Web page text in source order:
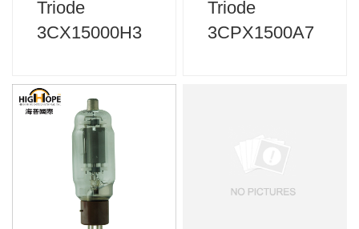
Triode
3CX15000H3
Triode
3CPX1500A7